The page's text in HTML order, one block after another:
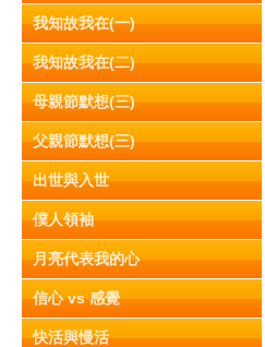
我知故我在(一)
我知故我在(二)
母親節默想(三)
父親節默想(三)
出世與入世
僕人領袖
月亮代表我的心
信心 vs 感覺
快活與慢活